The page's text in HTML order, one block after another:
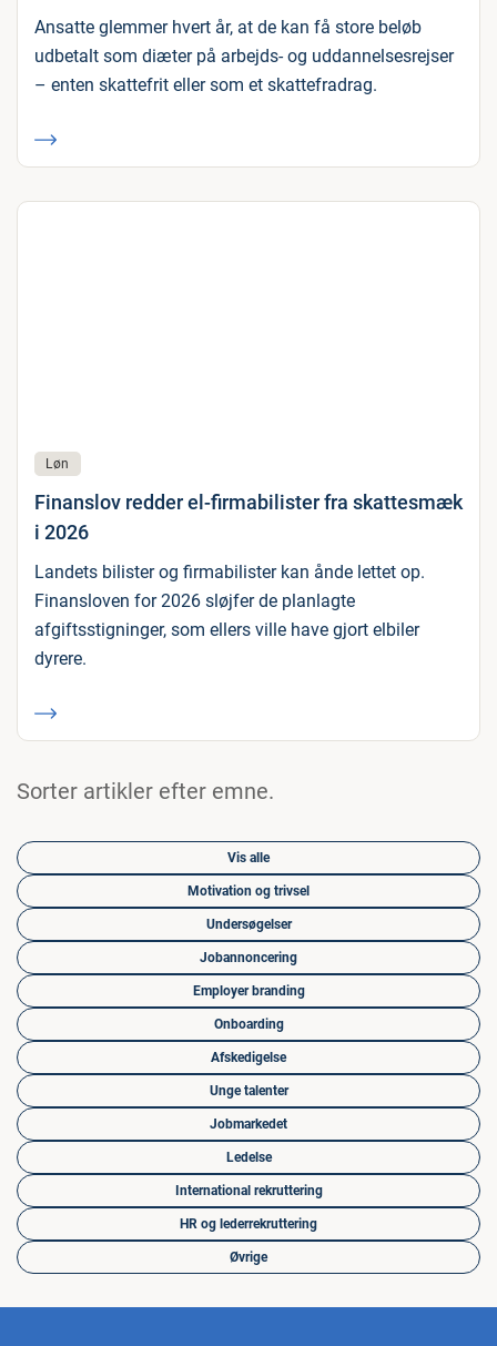
Ansatte glemmer hvert år, at de kan få store beløb
udbetalt som diæter på arbejds- og uddannelsesrejser
– enten skattefrit eller som et skattefradrag.
Løn
Finanslov redder el-firmabilister fra skattesmæk
i 2026
Landets bilister og firmabilister kan ånde lettet op.
Finansloven for 2026 sløjfer de planlagte
afgiftsstigninger, som ellers ville have gjort elbiler
dyrere.
Sorter artikler efter emne.
Vis alle
Motivation og trivsel
Undersøgelser
Jobannoncering
Employer branding
Onboarding
Afskedigelse
Unge talenter
Jobmarkedet
Ledelse
International rekruttering
HR og lederrekruttering
Øvrige